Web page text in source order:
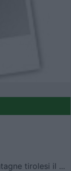
tirolesi il ...